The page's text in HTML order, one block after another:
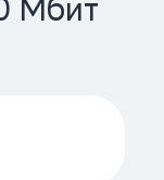
Мбит